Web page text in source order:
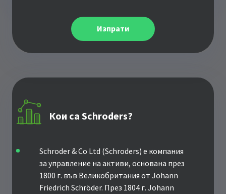
Изпрати
Кои са Schroders?
Schroder & Co Ltd (Schroders) е компания
за управление на активи, основана през
1800 г. във Великобритания от Johann
Friedrich Schröder. През 1804 г. Johann